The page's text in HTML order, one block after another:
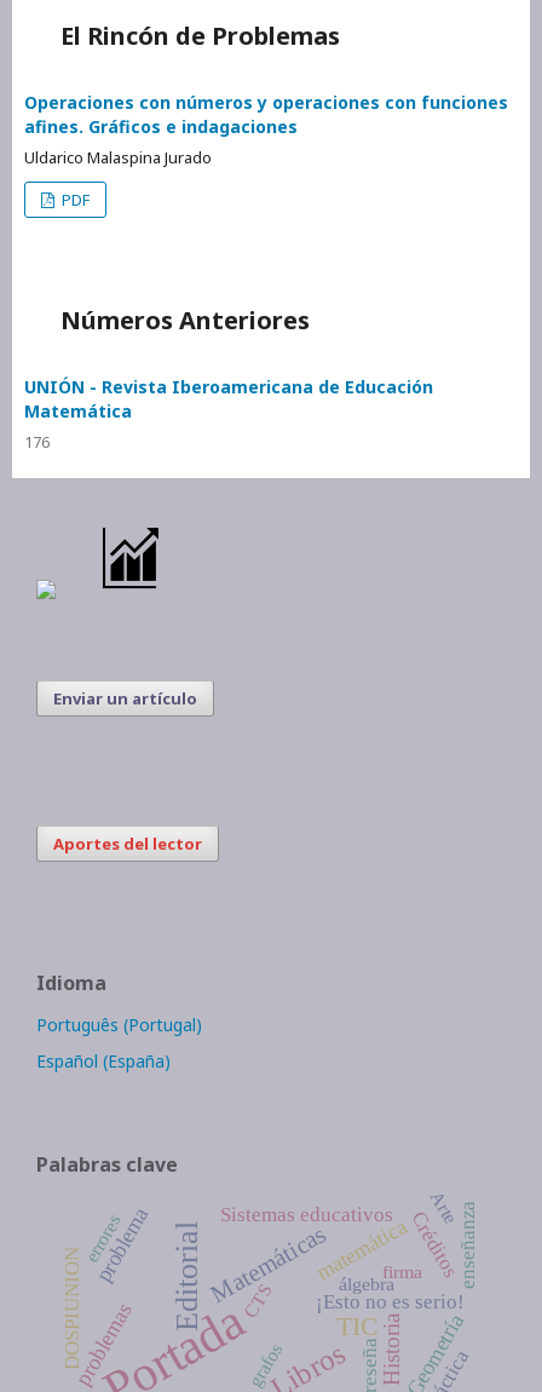
El Rincón de Problemas
Operaciones con números y operaciones con funciones
afines. Gráficos e indagaciones
Uldarico Malaspina Jurado
PDF
Números Anteriores
UNIÓN - Revista Iberoamericana de Educación
Matemática
176
Enviar un artículo
Aportes del lector
Idioma
Português (Portugal)
Español (España)
Palabras clave
Portada
Editorial
Libros
TIC
Matemáticas
Historia
matemática
problema
Geometría
problemas ¡Esto no es serio!
reseña
Créditos
DOSPIUNION
enseñanza
Sistemas educativos
álgebra
errores
firma
Arte
CTS
grafos